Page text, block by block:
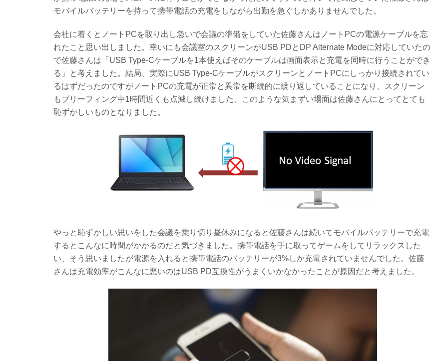
モバイルバッテリーを持って携帯電話の充電をしながら出勤を急ぐしかありませんでした。
会社に着くとノートPCを取り出し急いで会議の準備をしていた佐藤さんはノートPCの電源ケーブルを忘
れたこと思い出しました。幸いにも会議室のスクリーンがUSB PDとDP Alternate Modeに対応していたの
で佐藤さんは「USB Type-Cケーブルを1本使えばそのケーブルは画面表示と充電を同時に行うことができ
る」と考えました。結局、実際にUSB Type-CケーブルがスクリーンとノートPCにしっかり接続されてい
るはずだったのですがノートPCの充電が正常と異常を断続的に繰り返していることになり、スクリーン
もブリーフィング中1時間近くも点滅し続けました。このような気まずい場面は佐藤さんにとってとても
恥ずかしいものとなりました。
やっと恥ずかしい思いをした会議を乗り切り昼休みになると佐藤さんは続いてモバイルバッテリーで充電
するとこんなに時間がかかるのだと気づきました。携帯電話を手に取ってゲームをしてリラックスした
い、そう思いましたが電源を入れると携帯電話のバッテリーが3%しか充電されていませんでした。佐藤
さんは充電効率がこんなに悪いのはUSB PD互換性がうまくいかなかったことが原因だと考えました。